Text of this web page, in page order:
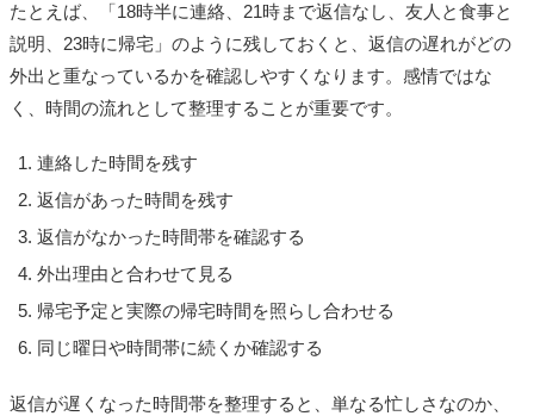
たとえば、「18時半に連絡、21時まで返信なし、友人と食事と
説明、23時に帰宅」のように残しておくと、返信の遅れがどの
外出と重なっているかを確認しやすくなります。感情ではな
く、時間の流れとして整理することが重要です。
連絡した時間を残す
返信があった時間を残す
返信がなかった時間帯を確認する
外出理由と合わせて見る
帰宅予定と実際の帰宅時間を照らし合わせる
同じ曜日や時間帯に続くか確認する
返信が遅くなった時間帯を整理すると、単なる忙しさなのか、